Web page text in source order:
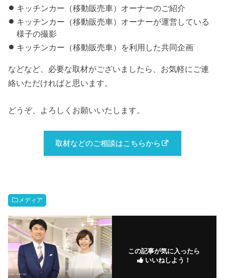
キッチンカー（移動販売車）オーナーのご紹介
キッチンカー（移動販売車）オーナーが運営している
様子の撮影
キッチンカー（移動販売車）を利用した共同企画
などなど、必要な取材がございましたら、お気軽にご連
絡いただければと思います。
どうぞ、よろしくお願いいたします。
取材などのご相談はこちらから
メディア
この記事が気に入ったら
いいねしよう！